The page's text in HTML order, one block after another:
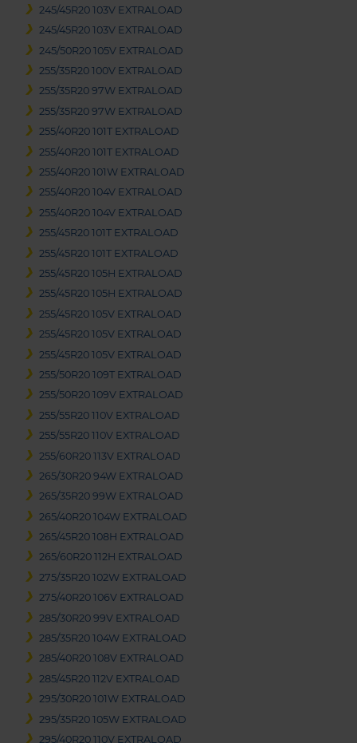
245/45R20 103V EXTRALOAD
245/45R20 103V EXTRALOAD
245/50R20 105V EXTRALOAD
255/35R20 100V EXTRALOAD
255/35R20 97W EXTRALOAD
255/35R20 97W EXTRALOAD
255/40R20 101T EXTRALOAD
255/40R20 101T EXTRALOAD
255/40R20 101W EXTRALOAD
255/40R20 104V EXTRALOAD
255/40R20 104V EXTRALOAD
255/45R20 101T EXTRALOAD
255/45R20 101T EXTRALOAD
255/45R20 105H EXTRALOAD
255/45R20 105H EXTRALOAD
255/45R20 105V EXTRALOAD
255/45R20 105V EXTRALOAD
255/45R20 105V EXTRALOAD
255/50R20 109T EXTRALOAD
255/50R20 109V EXTRALOAD
255/55R20 110V EXTRALOAD
255/55R20 110V EXTRALOAD
255/60R20 113V EXTRALOAD
265/30R20 94W EXTRALOAD
265/35R20 99W EXTRALOAD
265/40R20 104W EXTRALOAD
265/45R20 108H EXTRALOAD
265/60R20 112H EXTRALOAD
275/35R20 102W EXTRALOAD
275/40R20 106V EXTRALOAD
285/30R20 99V EXTRALOAD
285/35R20 104W EXTRALOAD
285/40R20 108V EXTRALOAD
285/45R20 112V EXTRALOAD
295/30R20 101W EXTRALOAD
295/35R20 105W EXTRALOAD
295/40R20 110V EXTRALOAD